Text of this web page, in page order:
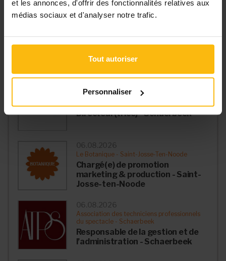
et les annonces, d'offrir des fonctionnalités relatives aux
médias sociaux et d'analyser notre trafic.
Tout autoriser
Personnaliser
IFPM - Institut paritaire de Formation
postscolaire de l'Industrie des Fabrications
Directeur(trice) - Jambes
Centre Hospitalier Jean Titeca asbl -
Directeur(trice) - Schaerbeek
Le Botanique - Saint-Josse-Ten-Noode
Chargé(e) de promotion
marketing & production - Saint-
Josse-ten-Noode
06.08.2026
Association des techniciens professionnels
du spectacle - Schaerbeek
Responsable de la gestion et de
l’administration - Schaerbeek